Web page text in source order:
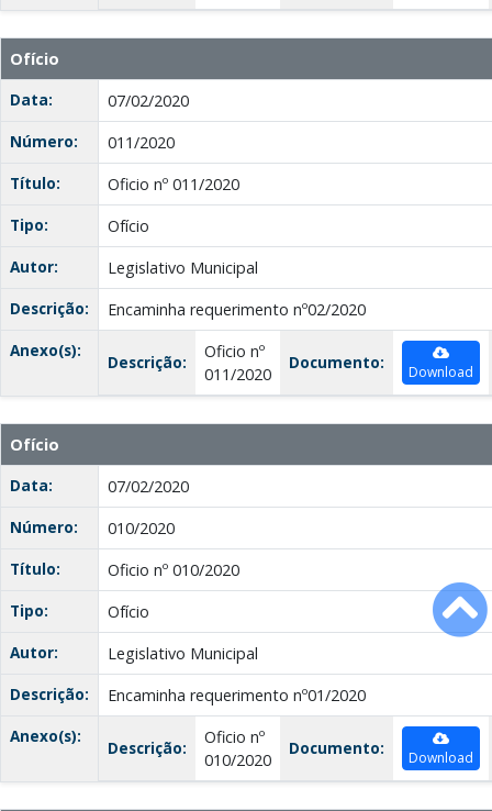
Ofício
Data:
07/02/2020
Número:
011/2020
Título:
Oficio nº 011/2020
Tipo:
Ofício
Autor:
Legislativo Municipal
Descrição:
Encaminha requerimento nº02/2020
Anexo(s):
Descrição:
Oficio nº
011/2020
Documento: Download
Ofício
Data:
07/02/2020
Número:
010/2020
Título:
Oficio nº 010/2020
Tipo:
Ofício
Autor:
Legislativo Municipal
Descrição:
Encaminha requerimento nº01/2020
Anexo(s):
Descrição:
Oficio nº
010/2020
Documento: Download